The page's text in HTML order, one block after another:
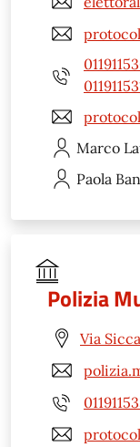
Marco
Paola
Polizia
Via